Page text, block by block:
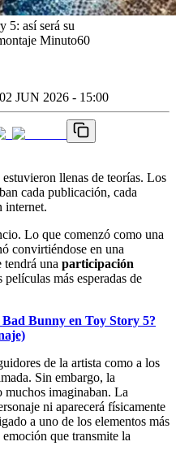
5: así será su
Minuto60
02 JUN 2026 - 15:00
llenas de teorías. Los
cada publicación, cada
internet.
Lo que comenzó como una
convirtiéndose en una
tendrá una participación
películas más esperadas de
Bad Bunny en Toy Story 5?
de la artista como a los
Sin embargo, la
imaginaban. La
ni aparecerá físicamente
a uno de los elementos más
que transmite la